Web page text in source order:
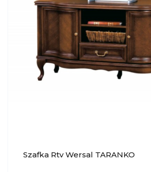
Szafka Rtv Wersal TARANKO